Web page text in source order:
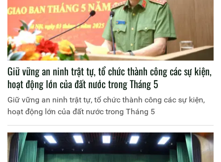
Giữ vững an ninh trật tự, tổ chức thành công các sự kiện,
hoạt động lớn của đất nước trong Tháng 5
Giữ vững an ninh trật tự, tổ chức thành công các sự kiện,
hoạt động lớn của đất nước trong Tháng 5